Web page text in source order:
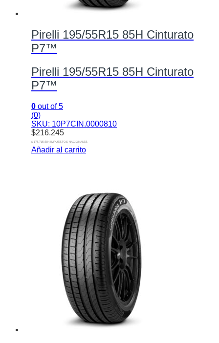
Pirelli 195/55R15 85H Cinturato
P7™
Pirelli 195/55R15 85H Cinturato
P7™
0 out of 5
(0)
SKU: 10P7CIN.0000810
$216.245
$ 178.715 SIN IMPUESTOS NACIONALES
Añadir al carrito